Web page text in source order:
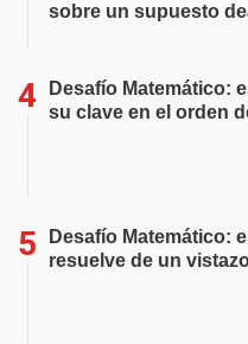
sobre un supuesto
Desafío Matemático:
su clave en el orden
Desafío Matemático:
resuelve de un